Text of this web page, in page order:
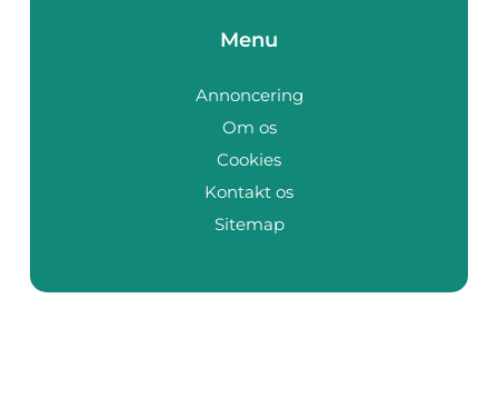
Menu
Annoncering
Om os
Cookies
Kontakt os
Sitemap